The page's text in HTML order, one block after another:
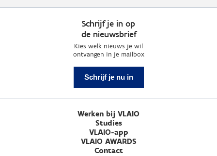
Schrijf je in op
de nieuwsbrief
Kies welk nieuws je wil
ontvangen in je mailbox
Schrijf je nu in
Werken bij VLAIO
Studies
VLAIO-app
VLAIO AWARDS
Contact